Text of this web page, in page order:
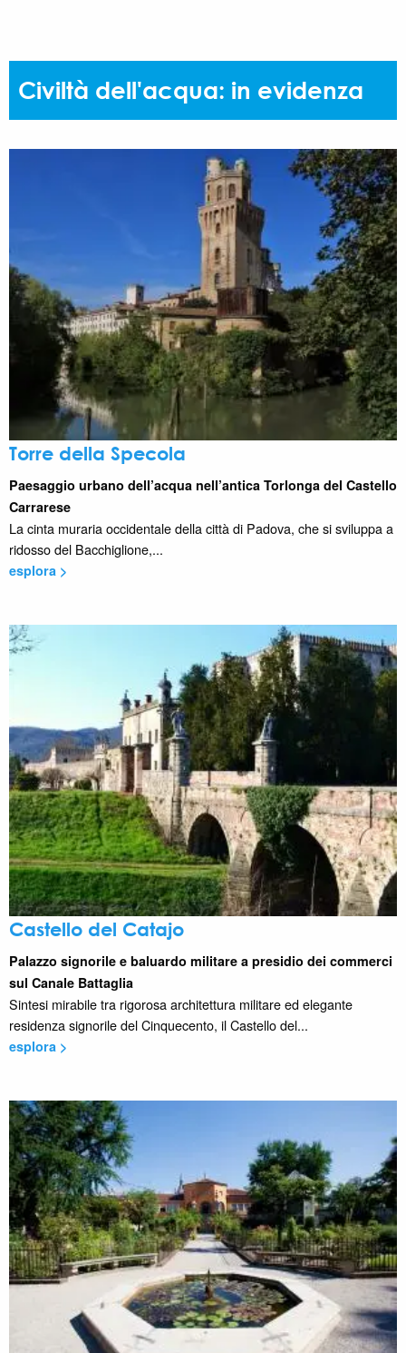
Civiltà dell'acqua: in evidenza
Torre della Specola
Paesaggio urbano dell’acqua nell’antica Torlonga del Castello
Carrarese
La cinta muraria occidentale della città di Padova, che si sviluppa a
ridosso del Bacchiglione,...
esplora >
Castello del Catajo
Palazzo signorile e baluardo militare a presidio dei commerci
sul Canale Battaglia
Sintesi mirabile tra rigorosa architettura militare ed elegante
residenza signorile del Cinquecento, il Castello del...
esplora >